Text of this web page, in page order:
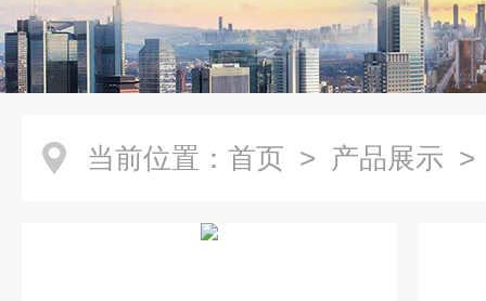
当前位置： 首页 > 产品展示